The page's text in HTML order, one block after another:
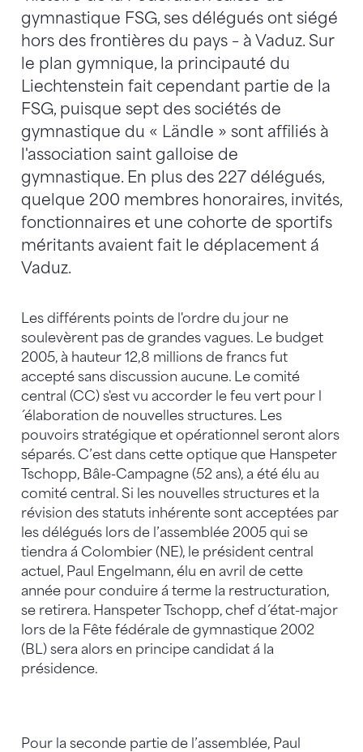
gymnastique FSG, ses délégués ont siégé
hors des frontières du pays – à Vaduz. Sur
le plan gymnique, la principauté du
Liechtenstein fait cependant partie de la
FSG, puisque sept des sociétés de
gymnastique du « Ländle » sont affiliés à
l'association saint galloise de
gymnastique. En plus des 227 délégués,
quelque 200 membres honoraires, invités,
fonctionnaires et une cohorte de sportifs
méritants avaient fait le déplacement á
Vaduz.
Les différents points de l'ordre du jour ne
soulevèrent pas de grandes vagues. Le budget
2005, à hauteur 12,8 millions de francs fut
accepté sans discussion aucune. Le comité
central (CC) s'est vu accorder le feu vert pour l
´élaboration de nouvelles structures. Les
pouvoirs stratégique et opérationnel seront alors
séparés. C’est dans cette optique que Hanspeter
Tschopp, Bâle-Campagne (52 ans), a été élu au
comité central. Si les nouvelles structures et la
révision des statuts inhérente sont acceptées par
les délégués lors de l’assemblée 2005 qui se
tiendra á Colombier (NE), le président central
actuel, Paul Engelmann, élu en avril de cette
année pour conduire á terme la restructuration,
se retirera. Hanspeter Tschopp, chef d´état-major
lors de la Fête fédérale de gymnastique 2002
(BL) sera alors en principe candidat á la
présidence.
Pour la seconde partie de l’assemblée, Paul